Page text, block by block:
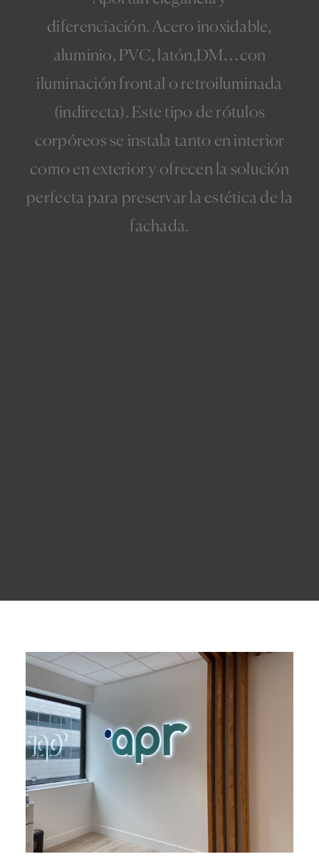
diferenciación.Acero inoxidable,
aluminio, PVC, latón,DM…con
iluminación frontal o retroiluminada
(indirecta). Este tipo de rótulos
corpóreos se instala tanto en interior
como en exterior y ofrecen la solución
perfecta para preservar la estética de la
fachada.